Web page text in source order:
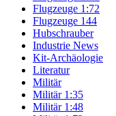
Flugzeuge 1:72
Flugzeuge 144
Hubschrauber
Industrie News
Kit-Archäologie
Literatur
Militär
Militär 1:35
Militär 1:48